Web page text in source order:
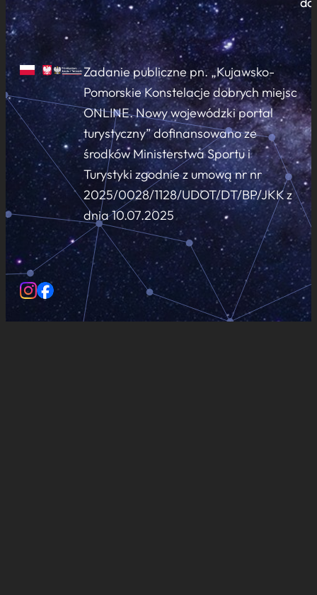
Zadanie publiczne pn. „Kujawsko-
Pomorskie Konstelacje dobrych miejsc
ONLINE. Nowy wojewódzki portal
turystyczny” dofinansowano ze
środków Ministerstwa Sportu i
Turystyki zgodnie z umową nr nr
2025/0028/1128/UDOT/DT/BP/JKK z
dnia 10.07.2025